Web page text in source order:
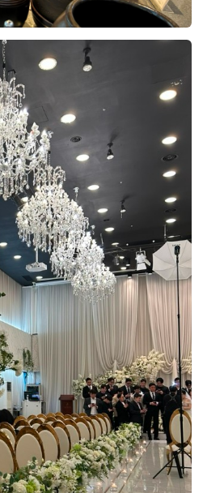
읽음
+6
리한 예식장을 찾는 것
이었습니다. 저희뿐만
시는 하객분들도 많은
교통으로 이동하기 편
로 고려했는데, 오펠리
뛰어나 만족스러웠습
이상 가능하고 이용
더 보기